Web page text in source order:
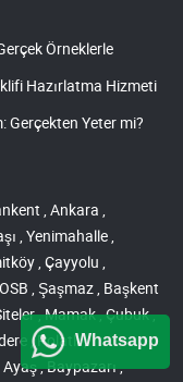
Örneklerle
Hazırlatma Hizmeti
Gerçekten Yeter mi?
, Ankara ,
, Yenimahalle ,
, Çayyolu ,
, Şaşmaz , Başkent
, Mamak , Çubuk ,
, Polatlı ,
, Baypazarı ,
Whatsapp